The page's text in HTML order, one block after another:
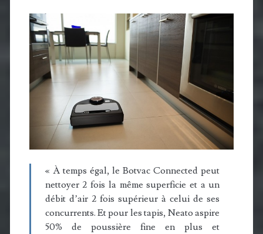
« À temps égal, le Botvac Connected peut
nettoyer 2 fois la même superficie et a un
débit d’air 2 fois supérieur à celui de ses
concurrents. Et pour les tapis, Neato aspire
50% de poussière fine en plus et